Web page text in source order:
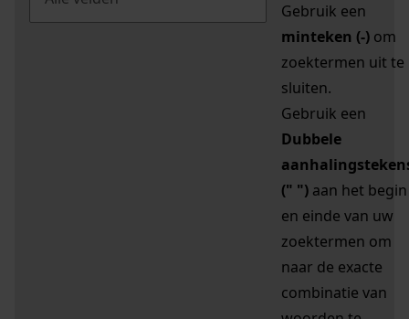
Gebruik een
minteken (-) om
zoektermen uit te
sluiten.
Gebruik een
Dubbele
(" ") aan het begin
en einde van uw
zoektermen om
naar de exacte
combinatie van